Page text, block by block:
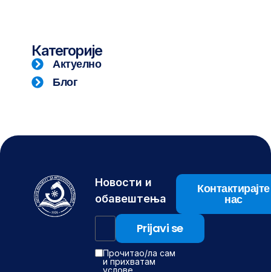
Категорије
Актуелно
Блог
Новости и
обавештења
Прочитао/ла сам
и прихватам
услове
Контактирајте
нас